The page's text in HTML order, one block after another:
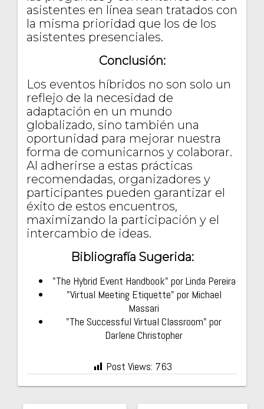
asistentes en línea sean tratados con
la misma prioridad que los de los
asistentes presenciales.
Conclusión:
Los eventos híbridos no son solo un
reflejo de la necesidad de
adaptación en un mundo
globalizado, sino también una
oportunidad para mejorar nuestra
forma de comunicarnos y colaborar.
Al adherirse a estas prácticas
recomendadas, organizadores y
participantes pueden garantizar el
éxito de estos encuentros,
maximizando la participación y el
intercambio de ideas.
Bibliografía Sugerida:
"The Hybrid Event Handbook" por Linda Pereira
"Virtual Meeting Etiquette" por Michael
Massari
"The Successful Virtual Classroom" por
Darlene Christopher
Post Views: 763